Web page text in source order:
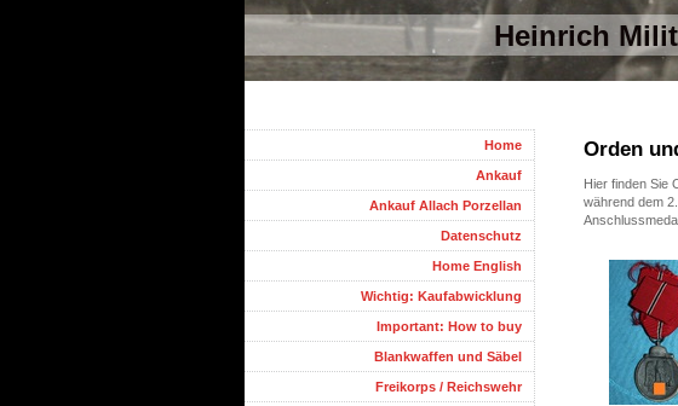
Heinrich
Orden
Hier finden Sie
während dem
Home
Ankauf
Ankauf Allach Porzellan
Datenschutz
Home English
Wichtig: Kaufabwicklung
Important: How to buy
Blankwaffen und Säbel
Freikorps / Reichswehr